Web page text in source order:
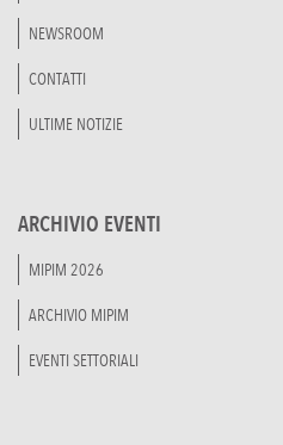
NEWSROOM
CONTATTI
ULTIME NOTIZIE
ARCHIVIO EVENTI
MIPIM 2026
ARCHIVIO MIPIM
EVENTI SETTORIALI